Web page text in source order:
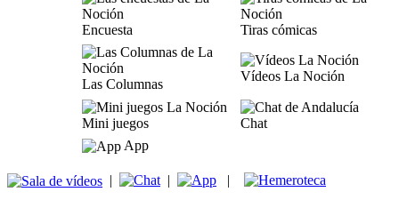
Encuesta Tiras cómicas
Las Columnas
Vídeos La Noción
Mini juegos
Chat
App
| | |